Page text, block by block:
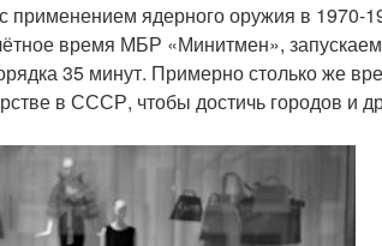
ядерного оружия в 1970-
время МБР «Минитмен»,
35 минут. Примерно столько же
в СССР, чтобы достичь городов и